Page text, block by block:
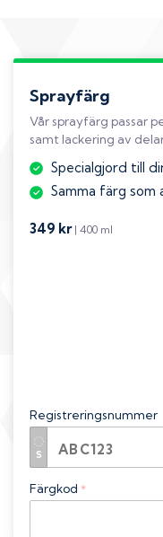
Sprayfärg
Vår sprayfärg passar
samt lackering av
Specialgjord till
Samma färg som
349 kr| 400 ml
Registreringsnummer
Färgkod *